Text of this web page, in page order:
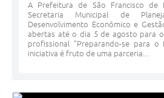
A Prefeitura de São Francisco
Secretaria Municipal de
Desenvolvimento Econômico e
abertas até o dia 5 de agosto para
profissional "Preparando-se para o
iniciativa é fruto de uma parceria...